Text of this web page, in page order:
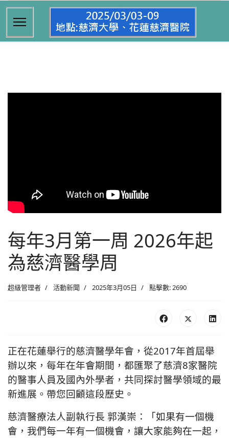
每年3月第一周 2026年起
為慈濟醫學周
超級管理者 活動新聞 2025年3月05日 點擊數: 2690
正在花蓮舉行的慈濟醫學年會，從2017年首屆舉
辦以來，每年在年會期間，都匯聚了慈濟8家醫院
的醫事人員及國內外學者，共同探討醫學領域的最
新進展。帶您回顧這段歷史。
慈濟醫療法人副執行長 郭漢崇：「如果有一個機
會，我們每一年有一個機會，讓大家能夠在一起，